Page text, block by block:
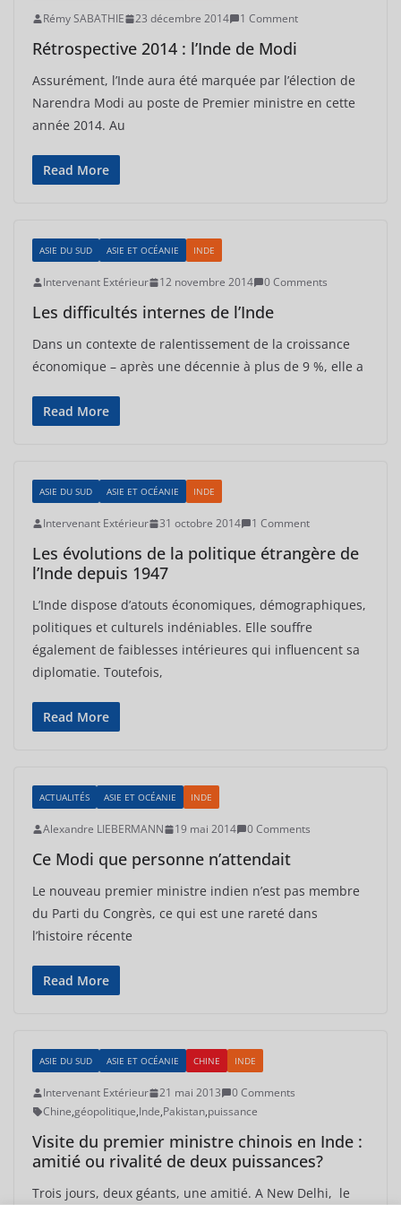
Rémy SABATHIE 23 décembre 2014 1 Comment
Rétrospective 2014 : l’Inde de Modi
Assurément, l’Inde aura été marquée par l’élection de
Narendra Modi au poste de Premier ministre en cette
année 2014. Au
Read More
ASIE DU SUD ASIE ET OCÉANIE INDE
Intervenant Extérieur 12 novembre 2014 0 Comments
Les difficultés internes de l’Inde
Dans un contexte de ralentissement de la croissance
économique – après une décennie à plus de 9 %, elle a
Read More
ASIE DU SUD ASIE ET OCÉANIE INDE
Intervenant Extérieur 31 octobre 2014 1 Comment
Les évolutions de la politique étrangère de
l’Inde depuis 1947
L’Inde dispose d’atouts économiques, démographiques,
politiques et culturels indéniables. Elle souffre
également de faiblesses intérieures qui influencent sa
diplomatie. Toutefois,
Read More
ACTUALITÉS ASIE ET OCÉANIE INDE
Alexandre LIEBERMANN 19 mai 2014 0 Comments
Ce Modi que personne n’attendait
Le nouveau premier ministre indien n’est pas membre
du Parti du Congrès, ce qui est une rareté dans
l’histoire récente
Read More
ASIE DU SUD ASIE ET OCÉANIE CHINE INDE
Intervenant Extérieur 21 mai 2013
0 Comments
Chine,géopolitique,Inde,Pakistan,puissance
Visite du premier ministre chinois en Inde :
amitié ou rivalité de deux puissances?
Trois jours, deux géants, une amitié. A New Delhi, le